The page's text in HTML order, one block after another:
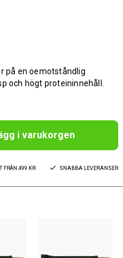
på en oemotståndlig
och högt proteininnehåll.
i varukorgen
FRÅN 499 KR SNABBA LEVERANSER